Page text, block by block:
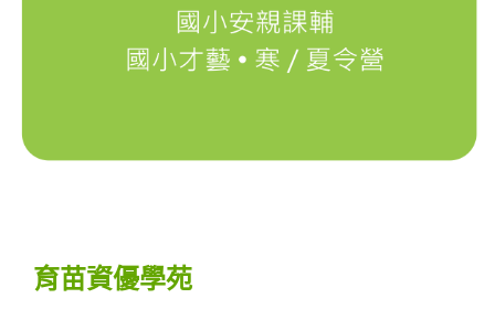
育苗資優學苑